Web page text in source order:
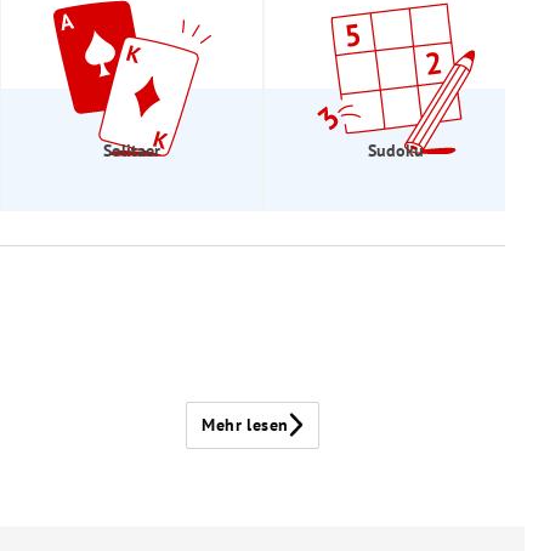
Solitaer Sudoku
Mehr lesen